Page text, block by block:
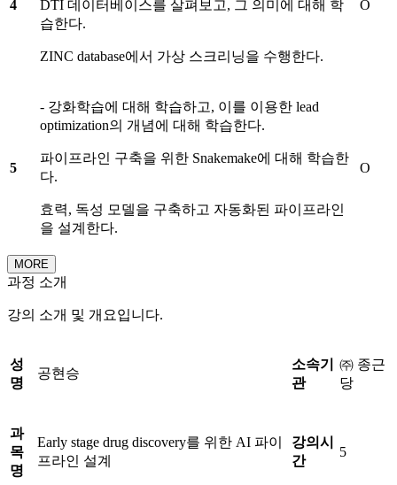
4
DTI 데이터베이스를 살펴보고, 그 의미에 대해 학
습한다.
ZINC database에서 가상 스크리닝을 수행한다.
O
5
- 강화학습에 대해 학습하고, 이를 이용한 lead
optimization의 개념에 대해 학습한다.
파이프라인 구축을 위한 Snakemake에 대해 학습한
다.
효력, 독성 모델을 구축하고 자동화된 파이프라인
을 설계한다.
O
MORE
과정 소개
강의 소개 및 개요입니다.
성
명
공현승
소속기
관
㈜ 종근
당
과
목
명
Early stage drug discovery를 위한 AI 파이
프라인 설계
강의시
간
5